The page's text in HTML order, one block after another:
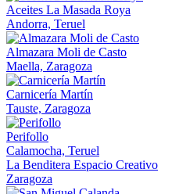
Aceites La Masada Roya
Andorra, Teruel
Almazara Moli de Casto
Maella, Zaragoza
Carnicería Martín
Tauste, Zaragoza
Perifollo
Calamocha, Teruel
La Benditera Espacio Creativo
Zaragoza